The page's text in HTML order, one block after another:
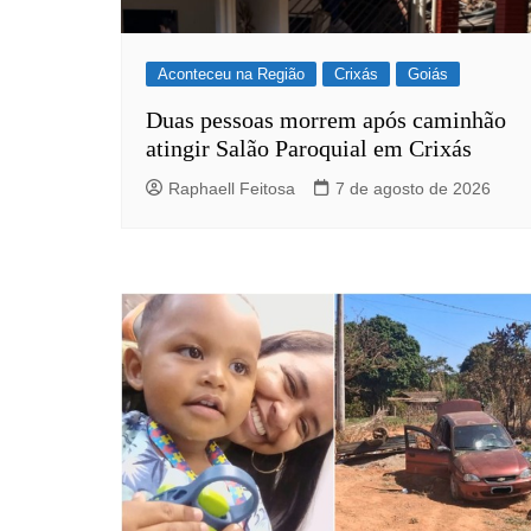
Aconteceu na Região Crixás Goiás
Duas pessoas morrem após caminhão
atingir Salão Paroquial em Crixás
Raphaell Feitosa 7 de agosto de 2026